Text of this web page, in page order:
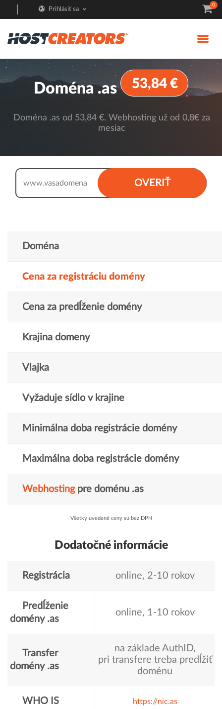
Prihlásiť sa
0
Doména .as 53,84 €
Doména .as od 53,84 €. Webhosting už od 0,8€ za
mesiac
OVERIŤ
www.
Doména
Cena za registráciu domény
Cena za predĺženie domény
Krajina domeny
Vlajka
Vyžaduje sídlo v krajine
Minimálna doba registrácie domény
Maximálna doba registrácie domény
Webhostingpre doménu .as
Všetky uvedené ceny sú bez DPH
Dodatočné informácie
Registrácia online, 2-10 rokov
Predĺženie
domény .as
online, 1-10 rokov
Transfer
domény .as
na základe AuthID,
pri transfere treba predĺžiť
doménu
WHO IS https://nic.as